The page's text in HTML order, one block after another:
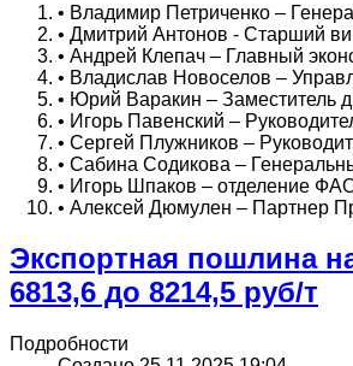
• Владимир Петриченко –
• Дмитрий Антонов - Старший
• Андрей Клепач – Главный
• Владислав Новоселов –
• Юрий Варакин – Заместитель
• Игорь Павенский –
• Сергей Плужников –
• Сабина Содикова –
• Игорь Шпаков – отделение
• Алексей Дюмулен – Партнер
Экспортная пошлина
6813,6 до 8214,5 руб/т
Подробности